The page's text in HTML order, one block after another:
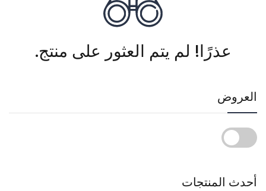
العروض
أحدث المنتجات
عذرًا! لم يتم العثور على منتج.